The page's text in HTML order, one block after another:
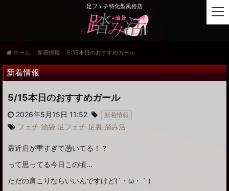
足フェチ特化型風俗店
ホーム 新着情報 5/15本日のおすすめガール
新着情報
5/15本日のおすすめガール
2026年5月15日 11:52 新着情報
フェチ 池袋 足フェチ 足裏 踏み活
最近肩が重すぎて憑いてる！？
って思ってる今日この頃…
ただの肩こりならいいんですけど(´・ω・｀)
t
o
e